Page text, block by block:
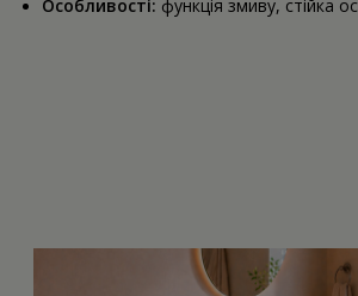
Особливості: функція змиву, стійка